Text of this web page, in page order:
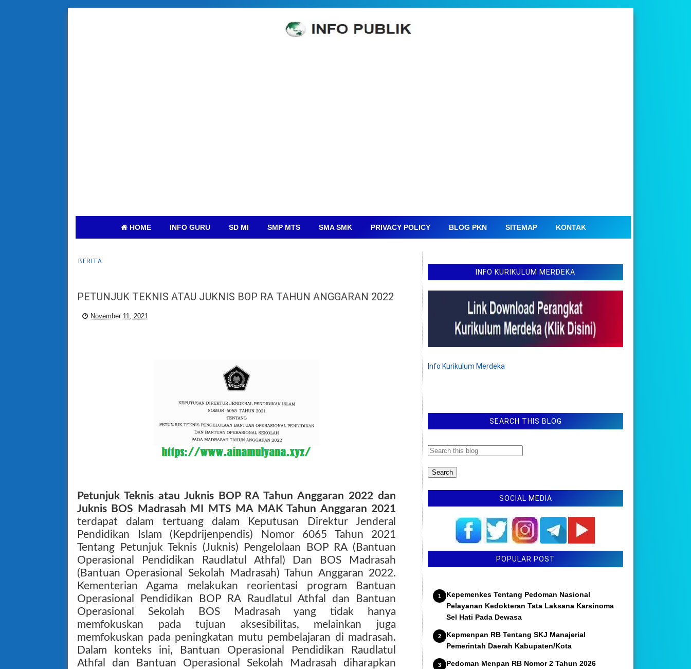
HOME INFO GURU SD MI SMP MTS SMA SMK PRIVACY POLICY BLOG PKN SITEMAP KONTAK
BERITA
PETUNJUK TEKNIS ATAU JUKNIS BOP RA TAHUN ANGGARAN 2022
November 11, 2021
Petunjuk Teknis atau Juknis BOP RA Tahun Anggaran 2022 dan
Juknis BOS Madrasah MI MTS MA MAK Tahun Anggaran 2021
terdapat dalam
tertuang dalam Keputusan Direktur Jenderal
Pendidikan Islam (Kepdrijenpendis) Nomor 6065 Tahun 2021
Tentang Petunjuk Teknis (Juknis) Pengelolaan BOP RA (Bantuan
Operasional Pendidikan Raudlatul Athfal) Dan BOS Madrasah
(Bantuan Operasional Sekolah Madrasah) Tahun Anggaran 2022.
Kementerian Agama melakukan reorientasi program Bantuan
Operasional Pendidikan BOP RA Raudlatul Athfal dan Bantuan
Operasional Sekolah BOS Madrasah yang tidak hanya
memfokuskan pada tujuan aksesibilitas, melainkan juga
memfokuskan pada peningkatan mutu pembelajaran di madrasah.
Dalam konteks ini, Bantuan Operasional Pendidikan Raudlatul
Athfal dan Bantuan Operasional Sekolah Madrasah diharapkan
INFO KURIKULUM MERDEKA
Info Kurikulum Merdeka
SEARCH THIS BLOG
SOCIAL MEDIA
POPULAR POST
Kepemenkes Tentang Pedoman Nasional
Pelayanan Kedokteran Tata Laksana Karsinoma
Sel Hati Pada Dewasa
Kepmenpan RB Tentang SKJ Manajerial
Pemerintah Daerah Kabupaten/Kota
Pedoman Menpan RB Nomor 2 Tahun 2026